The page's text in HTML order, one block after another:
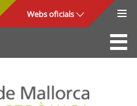
Webs oficials
La Seu
Consell de Mallorca